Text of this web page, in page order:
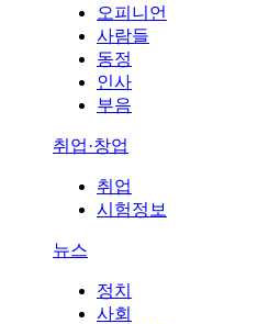
오피니언
사람들
동정
인사
부음
취업·창업
취업
시험정보
뉴스
정치
사회